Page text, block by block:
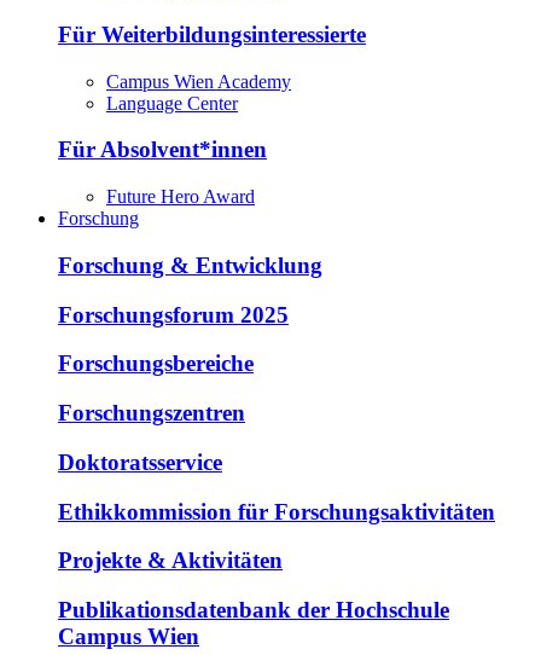
Für Weiterbildungsinteressierte
Campus Wien Academy
Language Center
Für Absolvent*innen
Future Hero Award
Forschung
Forschung & Entwicklung
Forschungsforum 2025
Forschungsbereiche
Forschungszentren
Doktoratsservice
Ethikkommission für Forschungsaktivitäten
Projekte & Aktivitäten
Publikationsdatenbank der Hochschule
Campus Wien